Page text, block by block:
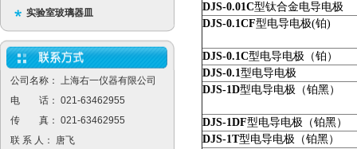
实验室玻璃器皿
公司名称： 上海右一仪器有限公司
电 话： 021-63462955
传 真： 021-63462955
联 系 人： 唐飞
DJS-0.01C型钛合金电导电极
DJS-0.1CF型电导电极(铂)
DJS-0.1C型电导电极（铂）
DJS-0.1型电导电极
DJS-1D型电导电极（铂黑）
DJS-1DF型电导电极（铂黑）
DJS-1T型电导电极（铂黑）